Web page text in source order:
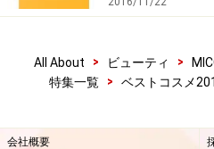
のご予約をいただきました！
ご体感ください。
オルビスユー ローション
All About > ビューティ >
特集一覧
> ベストコスメ
会社概要